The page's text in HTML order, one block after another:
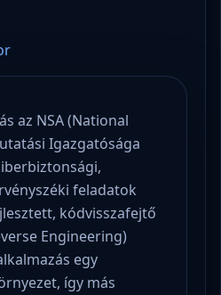
az NSA (National
Igazgatósága
feladatok
kódvisszafejtő
Engineering)
egy
így más